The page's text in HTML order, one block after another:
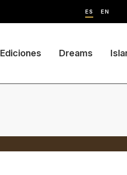
ES EN
Ediciones Dreams